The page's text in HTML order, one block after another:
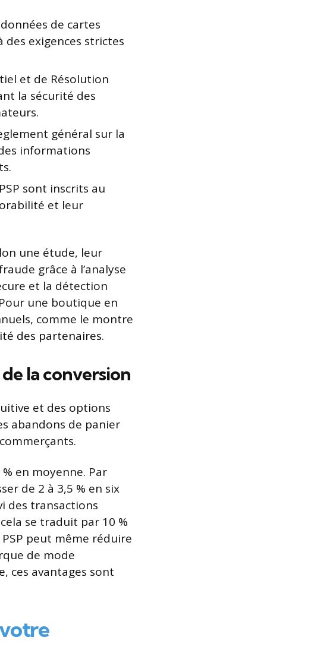
de cartes
des exigences strictes
et de Résolution
la sécurité des
général sur la
informations
sont inscrits au
et leur
une étude, leur
grâce à l’analyse
et la détection
une boutique en
comme le montre
des partenaires.
la conversion
et des options
abandons de panier
en moyenne. Par
de 2 à 3,5 % en six
des transactions
se traduit par 10 %
peut même réduire
de mode
, ces avantages sont